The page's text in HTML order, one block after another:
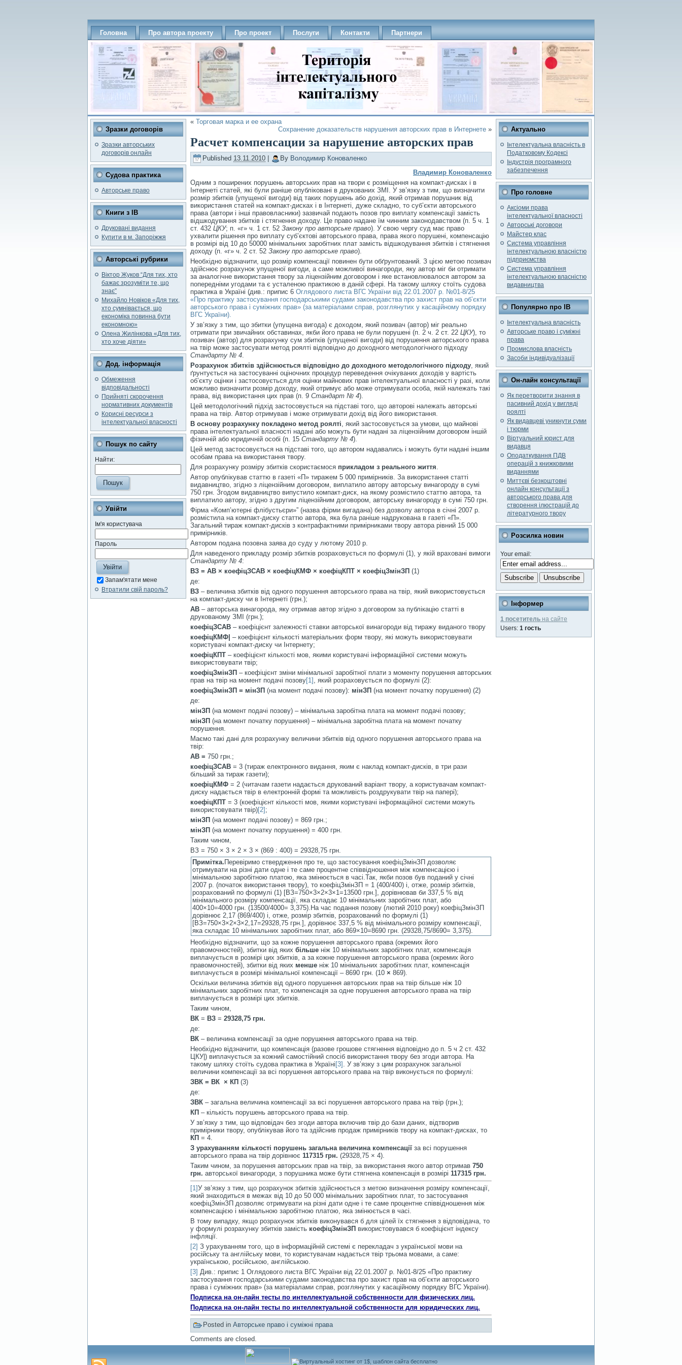
Головна Про автора проекту Про проект Послуги Контакти Партнери
Зразки договорів
Зразки авторських
договорів онлайн
Судова практика
Авторське право
Книги з ІВ
Друковані видання
Купити в м. Запоріжжя
Авторські рубрики
Віктор Жуков “Для тих, хто
бажає зрозуміти те, що
знає”
Михайло Новіков «Для тих,
хто сумнівається, що
економіка повинна бути
економною»
Олена Жилінкова «Для тих,
хто хоче діяти»
Дод. інформація
Обмеження
відповідальності
Прийняті скорочення
нормативних документів
Корисні ресурси з
інтелектуальної власності
Пошук по сайту
Найти:
Увійти
Ім'я користувача
Пароль
Запам'ятати мене
Втратили свій пароль?
« Торговая марка и ее охрана
Сохранение доказательств нарушения авторских прав в Интернете »
Расчет компенсации за нарушение авторских прав
Published 13.11.2010 By Володимир Коноваленко
Владимир Коноваленко
Одним з поширених порушень авторських прав на твори є розміщення на компакт-дисках і в
Інтернеті статей, які були раніше опубліковані в друкованих ЗМІ. У зв’язку з тим, що визначити
розмір збитків (упущеної вигоди) від таких порушень або дохід, який отримав порушник від
використання статей на компакт-дисках і в Інтернеті, дуже складно, то суб’єкти авторського
права (автори і інші правовласники) зазвичай подають позов про виплату компенсації замість
відшкодування збитків і стягнення доходу. Це право надане їм чинним законодавством (п. 5 ч. 1
ст. 432 ЦКУ; п. «г» ч. 1 ст. 52 Закону про авторське право). У свою чергу суд має право
ухвалити рішення про виплату суб’єктові авторського права, права якого порушені, компенсацію
в розмірі від 10 до 50000 мінімальних заробітних плат замість відшкодування збитків і стягнення
доходу (п. «г» ч. 2 ст. 52 Закону про авторське право).
Необхідно відзначити, що розмір компенсації повинен бути обґрунтований. З цією метою позивач
здійснює розрахунок упущеної вигоди, а саме можливої винагороди, яку автор міг би отримати
за аналогічне використання твору за ліцензійним договором і яке встановлювалося автором за
попередніми угодами та є усталеною практикою в даній сфері. На такому шляху стоїть судова
практика в Україні (див.: припис 6 Оглядового листа ВГС України від 22.01.2007 р. №01-8/25
«Про практику застосування господарськими судами законодавства про захист прав на об’єкти
авторського права і суміжних прав» (за матеріалами справ, розглянутих у касаційному порядку
ВГС України).
У зв’язку з тим, що збитки (упущена вигода) є доходом, який позивач (автор) міг реально
отримати при звичайних обставинах, якби його права не були порушені (п. 2 ч. 2 ст. 22 ЦКУ), то
позивач (автор) для розрахунку сум збитків (упущеної вигоди) від порушення авторського права
на твір може застосувати метод роялті відповідно до доходного методологічного підходу
Стандарту № 4.
Розрахунок збитків здійснюється відповідно до доходного методологічного підходу, який
ґрунтується на застосуванні оціночних процедур переведення очікуваних доходів у вартість
об’єкту оцінки і застосовується для оцінки майнових прав інтелектуальної власності у разі, коли
можливо визначити розмір доходу, який отримує або може отримувати особа, якій належать такі
права, від використання цих прав (п. 9 Стандарт № 4).
Цей методологічний підхід застосовується на підставі того, що авторові належать авторські
права на твір. Автор отримував і може отримувати дохід від його використання.
В основу розрахунку покладено метод роялті, який застосовується за умови, що майнові
права інтелектуальної власності надані або можуть бути надані за ліцензійним договором іншій
фізичній або юридичній особі (п. 15 Стандарту № 4).
Цей метод застосовується на підставі того, що автором надавались і можуть бути надані іншим
особам права на використання твору.
Для розрахунку розміру збитків скористаємося прикладом з реального життя.
Автор опублікував статтю в газеті «П» тиражем 5 000 примірників. За використання статті
видавництво, згідно з ліцензійним договором, виплатило автору авторську винагороду в сумі
750 грн. Згодом видавництво випустило компакт-диск, на якому розмістило статтю автора, та
виплатило автору, згідно з другим ліцензійним договором, авторську винагороду в сумі 750 грн.
Фірма «Комп’ютерні флібустьєри»” (назва фірми вигадана) без дозволу автора в січні 2007 р.
розмістила на компакт-диску статтю автора, яка була раніше надрукована в газеті «П».
Загальний тираж компакт-дисків з контрафактними примірниками твору автора рівний 15 000
примірників.
Автором подана позовна заява до суду у лютому 2010 р.
Для наведеного прикладу розмір збитків розраховується по формулі (1), у якій враховані вимоги
Стандарту № 4:
ВЗ = АВ × коефіцЗСАВ × коефіцКМФ × коефіцКПТ × коефіцЗмінЗП (1)
де:
ВЗ – величина збитків від одного порушення авторського права на твір, який використовується
на компакт-диску чи в Інтернеті (грн.);
АВ – авторська винагорода, яку отримав автор згідно з договором за публікацію статті в
друкованому ЗМІ (грн.);
коефіцЗСАВ – коефіцієнт залежності ставки авторської винагороди від тиражу виданого твору
коефіцКМФ| – коефіцієнт кількості матеріальних форм твору, які можуть використовувати
користувачі компакт-диску чи Інтернету;
коефіцКПТ – коефіцієнт кількості мов, якими користувачі інформаційної системи можуть
використовувати твір;
коефіцЗмінЗП – коефіцієнт зміни мінімальної заробітної плати з моменту порушення авторських
прав на твір на момент подачі позову[1] , який розраховується по формулі (2):
коефіцЗмінЗП = мінЗП (на момент подачі позову): мінЗП (на момент початку порушення) (2)
де:
мінЗП (на момент подачі позову) – мінімальна заробітна плата на момент подачі позову;
мінЗП (на момент початку порушення) – мінімальна заробітна плата на момент початку
порушення.
Маємо такі дані для розрахунку величини збитків від одного порушення авторського права на
твір:
АВ = 750 грн.;
коефіцЗСАВ = 3 (тираж електронного видання, яким є наклад компакт-дисків, в три рази
більший за тираж газети);
коефіцКМФ = 2 (читачам газети надається друкований варіант твору, а користувачам компакт-
диску надається твір в електронній формі та можливість роздрукувати твір на папері);
коефіцКПТ = 3 (коефіцієнт кількості мов, якими користувачі інформаційної системи можуть
використовувати твір)[2] ;
мінЗП (на момент подачі позову) = 869 грн.;
мінЗП (на момент початку порушення) = 400 грн.
Таким чином,
ВЗ = 750 × 3 × 2 × 3 × (869 : 400) = 29328,75 грн.
Примітка. Перевіримо ствердження про те, що застосування коефіцЗмінЗП дозволяє
отримувати на різні дати одне і те саме процентне співвідношення між компенсацією і
мінімальною заробітною платою, яка змінюється в часі.Так, якби позов був поданий у січні
2007 р. (початок використання твору), то коефіцЗмінЗП = 1 (400/400) і, отже, розмір збитків,
розрахований по формулі (1) [ВЗ=750×3×2×3×1=13500 грн.], дорівнював би 337,5 % від
мінімального розміру компенсації, яка складає 10 мінімальних заробітних плат, або
400×10=4000 грн. (13500/4000= 3,375).На час подання позову (лютий 2010 року) коефіцЗмінЗП
дорівнює 2,17 (869/400) і, отже, розмір збитків, розрахований по формулі (1)
[ВЗ=750×3×2×3×2,17=29328,75 грн.], дорівнює 337,5 % від мінімального розміру компенсації,
яка складає 10 мінімальних заробітних плат, або 869×10=8690 грн. (29328,75/8690= 3,375).
Необхідно відзначити, що за кожне порушення авторського права (окремих його
правомочностей), збитки від яких більше ніж 10 мінімальних заробітних плат, компенсація
виплачується в розмірі цих збитків, а за кожне порушення авторського права (окремих його
правомочностей), збитки від яких менше ніж 10 мінімальних заробітних плат, компенсація
виплачується в розмірі мінімальної компенсації – 8690 грн. (10 × 869).
Оскільки величина збитків від одного порушення авторських прав на твір більше ніж 10
мінімальних заробітних плат, то компенсація за одне порушення авторського права на твір
виплачується в розмірі цих збитків.
Таким чином,
ВК = ВЗ = 29328,75 грн.
де:
ВК – величина компенсації за одне порушення авторського права на твір.
Необхідно відзначити, що компенсація (разове грошове стягнення відповідно до п. 5 ч 2 ст. 432
ЦКУ|) виплачується за кожний самостійний спосіб використання твору без згоди автора. На
такому шляху стоїть судова практика в Україні [3] . У зв’язку з цим розрахунок загальної
величини компенсації за всі порушення авторського права на твір виконується по формулі:
ЗВК = ВК × КП (3)
де:
ЗВК – загальна величина компенсації за всі порушення авторського права на твір (грн.);
КП – кількість порушень авторського права на твір.
У зв’язку з тим, що відповідач без згоди автора включив твір до бази даних, відтворив
примірники твору, опублікував його та здійснив продаж примірників твору на компакт-дисках, то
КП = 4.
З урахуванням кількості порушень загальна величина компенсації за всі порушення
авторського права на твір дорівнює 117315 грн. (29328,75 × 4).
Таким чином, за порушення авторських прав на твір, за використання якого автор отримав 750
грн. авторської винагороди, з порушника може бути стягнена компенсація в розмірі 117315 грн.
[1]У зв’язку з тим, що розрахунок збитків здійснюється з метою визначення розміру компенсації,
який знаходиться в межах від 10 до 50 000 мінімальних заробітних плат, то застосування
коефіцЗмінЗП дозволяє отримувати на різні дати одне і те саме процентне співвідношення між
компенсацією і мінімальною заробітною платою, яка змінюється в часі.
В тому випадку, якщо розрахунок збитків виконувався б для цілей їх стягнення з відповідача, то
у формулі розрахунку збитків замість коефіцЗмінЗП використовувався б коефіцієнт індексу
інфляції.
[2] З урахуванням того, що в інформаційній системі є перекладач з української мови на
російську та англійську мови, то користувачам надається твір трьома мовами, а саме:
українською, російською, англійською.
[3] Див.: припис 1 Оглядового листа ВГС України від 22.01.2007 р. №01-8/25 «Про практику
застосування господарськими судами законодавства про захист прав на об’єкти авторського
права і суміжних прав» (за матеріалами справ, розглянутих у касаційному порядку ВГС України).
Подписка на он-лайн тесты по интеллектуальной собственности для физических лиц.
Подписка на он-лайн тесты по интеллектуальной собственности для юридических лиц.
Posted in Авторське право і суміжні права
Comments are closed.
Актуально
Інтелектуальна власність в
Податковому Кодексі
Індустрія програмного
забезпечення
Про головне
Аксіоми права
інтелектуальної власності
Авторські договори
Майстер клас
Система управління
інтелектуальною власністю
підприємства
Система управління
інтелектуальною власністю
видавництва
Популярно про ІВ
Інтелектуальна власність
Авторське право і суміжні
права
Промислова власність
Засоби індивідуалізації
Он-лайн консультації
Як перетворити знання в
пасивний дохід у вигляді
роялті
Як видавцеві уникнути суми
і тюрми
Віртуальний юрист для
видавця
Оподаткування ПДВ
операцій з книжковими
виданнями
Миттєві безкоштовні
онлайн консультації з
авторського права для
створення ілюстрацій до
літературного твору
Розсилка новин
Your email:
Інформер
1 посетитель на сайте
Users: 1 гость